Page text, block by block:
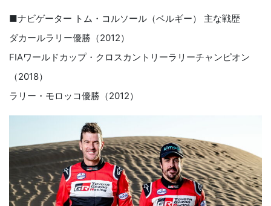
■ナビゲーター トム・コルソール（ベルギー） 主な戦歴
ダカールラリー優勝（2012）
FIAワールドカップ・クロスカントリーラリーチャンピオン
（2018）
ラリー・モロッコ優勝（2012）